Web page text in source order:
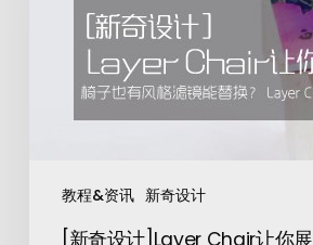
教程&资讯 新奇设计
[新奇设计]Layer Chair让你